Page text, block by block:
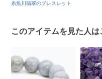
糸魚川翡翠のブレスレット
このアイテムを見た人